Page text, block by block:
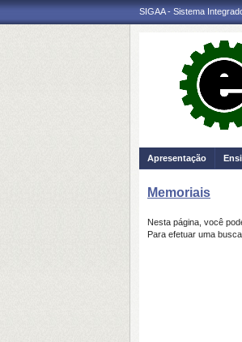
SIGAA - Sistema
Apresentação
Memoriais
Nesta página, você
Para efetuar uma